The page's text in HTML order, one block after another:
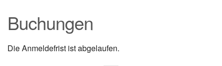
Buchungen
Die Anmeldefrist ist abgelaufen.